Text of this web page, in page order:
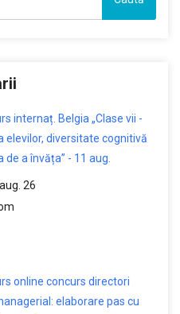
internaț. Belgia „Clase vii -
elevilor, diversitate cognitivă
de a învăța” - 11 aug.
26
online concurs directori
elaborare pas cu